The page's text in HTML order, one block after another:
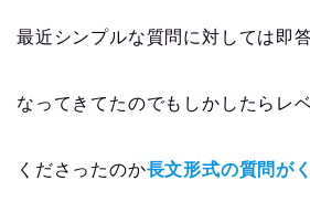
最近シンプルな質問に対しては即
なってきてたのでもしかしたらレ
くださったのか長文形式の質問が